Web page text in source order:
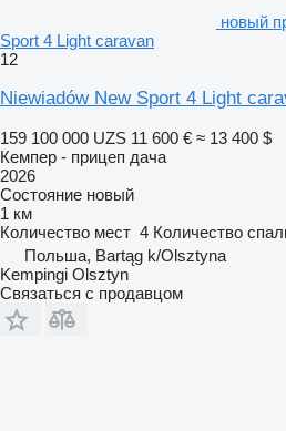
новый
Sport 4 Light caravan
12
Niewiadów New Sport 4 Light
159 100 000 UZS 11 600 € ≈ 13 400 $
Кемпер - прицеп дача
2026
Состояние новый
1 км
Количество мест 4 Количество
Польша, Bartąg k/Olsztyna
Kempingi Olsztyn
Связаться с продавцом